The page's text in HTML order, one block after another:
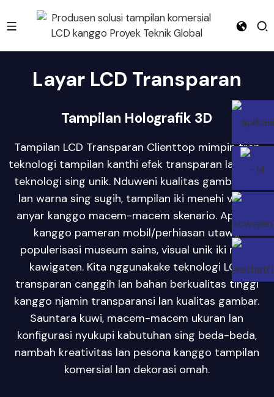
Layar LCD Transparan
Tampilan Holografik 3D
Tampilan LCD Transparan Clienttop mimpin tren
teknologi tampilan kanthi efek transparan lan rasa
teknologi sing unik. Nduweni kualitas gambar HD
lan warna sing sugih, tampilan iki menehi visual
anyar kanggo macem-macem skenario. Apa iku
kanggo pameran mobil/perhiasan utawa
populerisasi museum sains, visual unik iki narik
kawigaten. Kita nggunakake teknologi LCD
transparan canggih lan bahan berkualitas tinggi
kanggo njamin transparansi lan kualitas gambar.
Sauntara kuwi, macem-macem ukuran lan
konfigurasi nyukupi kabutuhan sing beda-beda,
nambah kreativitas lan pesona kanggo tampilan
komersial lan dekorasi omah.